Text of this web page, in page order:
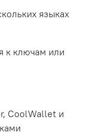
языках
к ключам или
CoolWallet и